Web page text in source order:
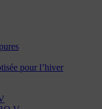
pour l’hiver